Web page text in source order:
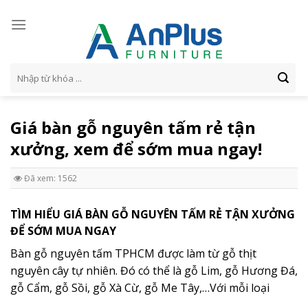
kiếm:
Giá bàn gỗ nguyên tấm rẻ tận
xưởng, xem để sớm mua ngay!
Đã xem: 1562
TÌM HIỂU GIÁ BÀN GỖ NGUYÊN TẤM RẺ TẬN XƯỞNG
ĐỂ SỚM MUA NGAY
Bàn gỗ nguyên tấm TPHCM được làm từ gỗ thịt
nguyên cây tự nhiên. Đó có thể là gỗ Lim, gỗ Hương Đá,
gỗ Cẩm, gỗ Sồi, gỗ Xà Cừ, gỗ Me Tây,…Với mỗi loại